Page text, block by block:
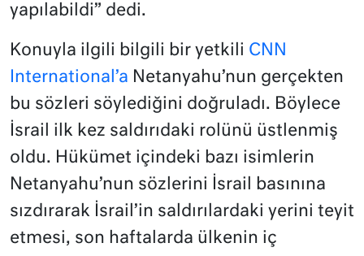
yapılabildi” dedi.
Konuyla ilgili bilgili bir yetkili CNN
International’a Netanyahu’nun gerçekten
bu sözleri söylediğini doğruladı. Böylece
İsrail ilk kez saldırıdaki rolünü üstlenmiş
oldu. Hükümet içindeki bazı isimlerin
Netanyahu’nun sözlerini İsrail basınına
sızdırarak İsrail’in saldırılardaki yerini teyit
etmesi, son haftalarda ülkenin iç